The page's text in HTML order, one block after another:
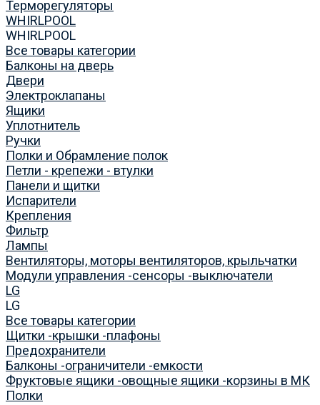
Терморегуляторы
WHIRLPOOL
WHIRLPOOL
Все товары категории
Балконы на дверь
Двери
Электроклапаны
Ящики
Уплотнитель
Ручки
Полки и Обрамление полок
Петли - крепежи - втулки
Панели и щитки
Испарители
Крепления
Фильтр
Лампы
Вентиляторы, моторы вентиляторов, крыльчатки
Модули управления -сенсоры -выключатели
LG
LG
Все товары категории
Щитки -крышки -плафоны
Предохранители
Балконы -ограничители -емкости
Фруктовые ящики -овощные ящики -корзины в МК
Полки